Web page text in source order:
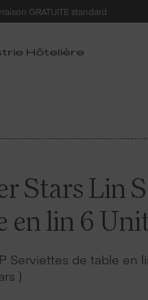
GRATUITE standard
Hôtelière
Stars Lin
en lin 6
Serviettes de table en
)